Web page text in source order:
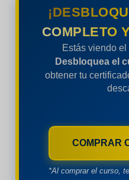
COMPLETO
Estás viendo
Desbloquea el
obtener tu
COMPRAR
*Al comprar el curso,